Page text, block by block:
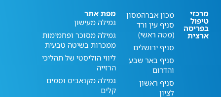
מרכזי
טיפול
בפריסה
ארצית
מכון אברהמסון
סניף עין ורד
(מטה ראשי)
סניף ירושלים
סניף באר שבע
והדרום
סניף ראשון
לציון
מפת אתר
גמילה מעישון
גמילה מסוכר ופחמימות
ממכרות בשיטה טבעית
ליווי הוליסטי של תהליכי
הרזייה
גמילה מקנאביס וסמים
קלים